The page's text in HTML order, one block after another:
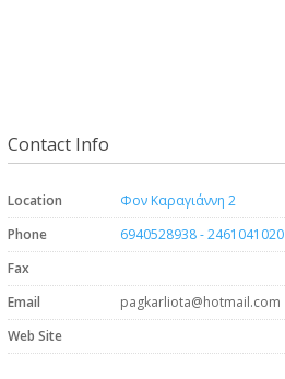
Contact Info
Location
Φον Καραγιάννη 2
Phone
6940528938 - 2461041020
Fax
Email
pagkarliota@hotmail.com
Web Site